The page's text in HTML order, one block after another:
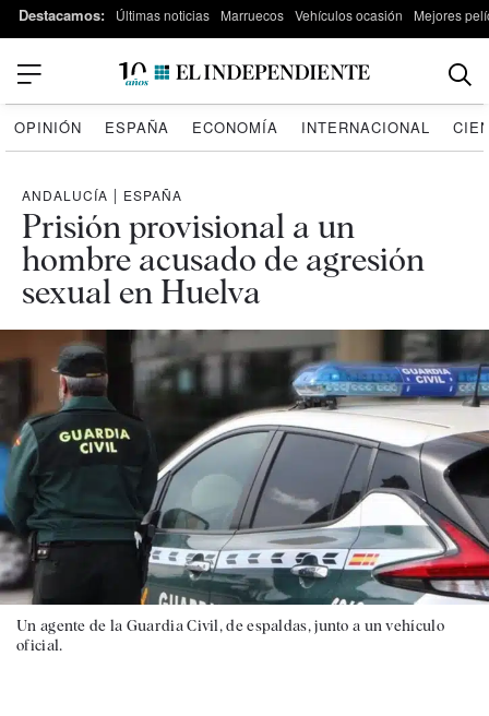
Destacamos: Últimas noticias Marruecos Vehículos ocasión Mejores
OPINIÓN ESPAÑA ECONOMÍA INTERNACIONAL
ANDALUCÍA | ESPAÑA
Prisión provisional a un
hombre acusado de agresión
sexual en Huelva
Un agente de la Guardia Civil, de espaldas, junto a un vehículo
oficial.